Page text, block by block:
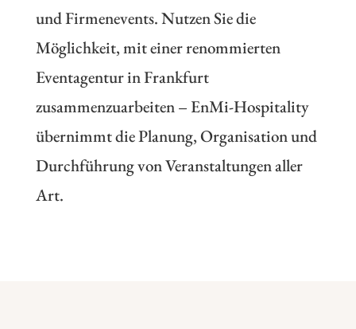
und Firmenevents. Nutzen Sie die
Möglichkeit, mit einer renommierten
Eventagentur inFrankfurt
zusammenzuarbeiten – EnMi-Hospitality
übernimmt die Planung, Organisation und
Durchführung von Veranstaltungen aller
Art.